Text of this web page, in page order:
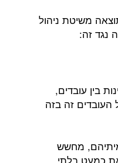
כתוצאה משיטת ניהול
נגד זה:
בין עובדים,
העובדים זה בזה
מחשש
כמעט בלתי